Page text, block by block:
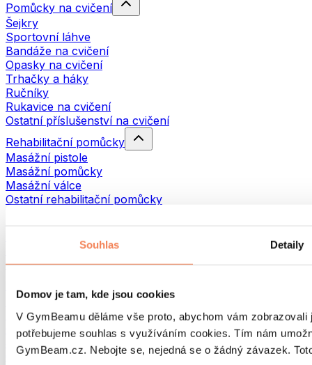
Souhlas Detaily
Domov je tam, kde jsou cookies
V GymBeamu děláme vše proto, abychom vám
potřebujeme souhlas s využíváním cookies. Tím nám
GymBeam.cz. Nebojte se, nejedná se o žádný závazek.
Pomůcky na cvičení
Šejkry
Sportovní láhve
Bandáže na cvičení
Opasky na cvičení
Trhačky a háky
Ručníky
Rukavice na cvičení
Ostatní příslušenství na cvičení
Rehabilitační pomůcky
Masážní pistole
Masážní pomůcky
Masážní válce
Ostatní rehabilitační pomůcky
Batohy
Běh
Bojové sporty
Cyklistika
Jóga a pilates
Otužování